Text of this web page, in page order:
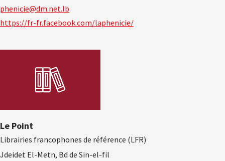
phenicie@dm.net.lb
https://fr-fr.facebook.com/laphenicie/
Le Point
Librairies francophones de référence (LFR)
Jdeidet El-Metn, Bd de Sin-el-fil